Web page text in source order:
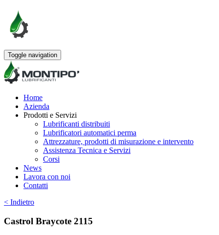
Toggle navigation
Home
Azienda
Prodotti e Servizi
Lubrificanti distribuiti
Lubrificatori automatici perma
Attrezzature, prodotti di misurazione e intervento
Assistenza Tecnica e Servizi
Corsi
News
Lavora con noi
Contatti
< Indietro
Castrol Braycote 2115